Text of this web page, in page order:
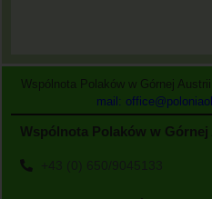
Wspólnota Polaków w Górnej
mail:
Wspólnota Polaków w
+43 (0) 650/9045133